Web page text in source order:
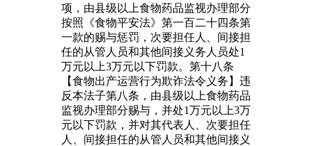
项，由县级以上食物药品监视办理部分
按照《食物平安法》第一百二十四条第
一款的赐与惩罚，次要担任人、间接担
任的从管人员和其他间接义务人员处1
万元以上3万元以下罚款。第十八条
【食物出产运营行为欺诈法令义务】违
反本法子第八条，由县级以上食物药品
监视办理部分赐与，并处1万元以上3万
元以下罚款，并对其代表人、次要担任
人、间接担任的从管人员和其他间接义